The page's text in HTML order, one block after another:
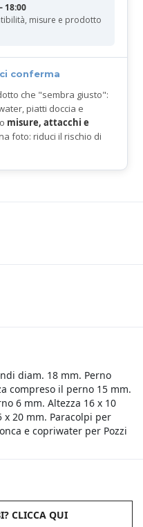
18:00
misure e prodotto
conferma
che "sembra giusto":
piatti doccia e
misure, attacchi e
foto: riduci il rischio di
diam. 18 mm. Perno
compreso il perno 15 mm.
6 mm. Altezza 16 x 10
20 mm. Paracolpi per
e copriwater per Pozzi
CLICCA QUI